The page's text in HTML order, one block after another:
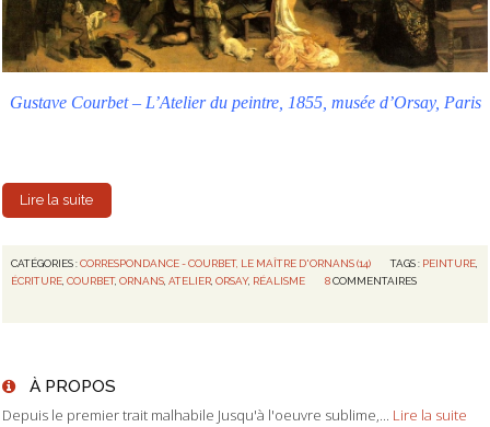
Gustave Courbet – L’Atelier du peintre, 1855, musée d’Orsay, Paris
Lire la suite
CATÉGORIES :CORRESPONDANCE - COURBET, LE MAÎTRE D'ORNANS (14) TAGS : PEINTURE
ÉCRITURE ,COURBET,ORNANS ,ATELIER ,ORSAY, RÉALISME 8 COMMENTAIRES
À PROPOS
Depuis le premier trait malhabile Jusqu'à l'oeuvre sublime,... Lire la suite